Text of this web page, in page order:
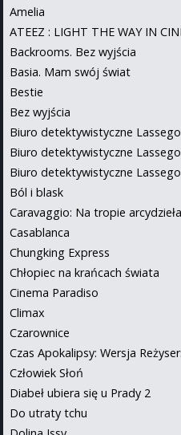
Amelia
ATEEZ : LIGHT THE WAY IN
Backrooms. Bez wyjścia
Basia. Mam swój świat
Bestie
Bez wyjścia
Biuro detektywistyczne
Biuro detektywistyczne
Biuro detektywistyczne
Ból i blask
Caravaggio: Na tropie arcydzieła
Casablanca
Chungking Express
Chłopiec na krańcach świata
Cinema Paradiso
Climax
Czarownice
Czas Apokalipsy: Wersja
Człowiek Słoń
Diabeł ubiera się u Prady 2
Do utraty tchu